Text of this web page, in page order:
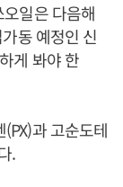
일은 다음해
동 예정인 신
게 봐야 한
과 고순도테
.